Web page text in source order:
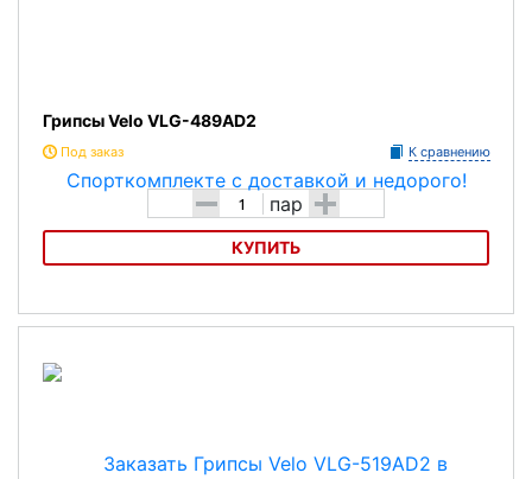
Грипсы Velo VLG-489AD2
Под заказ К сравнению
- пар +
КУПИТЬ
Грипсы Velo VLG-489AD2